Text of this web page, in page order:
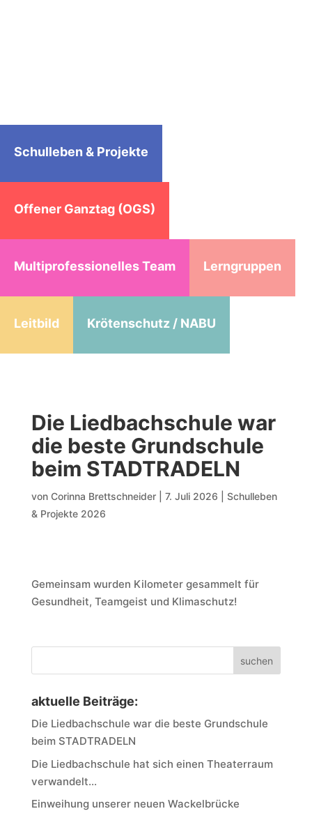
Schulleben & Projekte
Offener Ganztag (OGS)
Multiprofessionelles Team Lerngruppen
Leitbild Krötenschutz / NABU
Die Liedbachschule war
die beste Grundschule
beim STADTRADELN
von Corinna Brettschneider| 7. Juli 2026
Schulleben
& Projekte 2026
Gemeinsam wurden Kilometer gesammelt für
Gesundheit, Teamgeist und Klimaschutz!
suchen
aktuelle Beiträge:
Die Liedbachschule war die beste Grundschule
beim STADTRADELN
Die Liedbachschule hat sich einen Theaterraum
verwandelt…
Einweihung unserer neuen Wackelbrücke